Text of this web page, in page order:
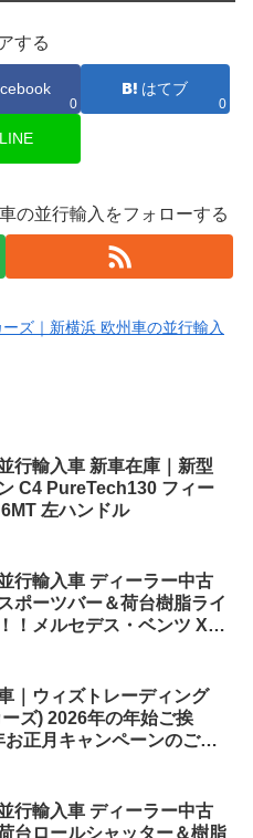
する
0
はてブ
0
LINE
の並行輸入をフォローする
ズ｜新横浜 欧州車の並行輸入
行輸入車 新車在庫｜新型
C4 PureTech130 フィー
左ハンドル
行輸入車 ディーラー中古
ポーツバー＆荷台樹脂ライ
！メルセデス・ベンツ Xク
｜ウィズトレーディング
ズ) 2026年の年始ご挨
お正月キャンペーンのご案
行輸入車 ディーラー中古
台ロールシャッター＆樹脂